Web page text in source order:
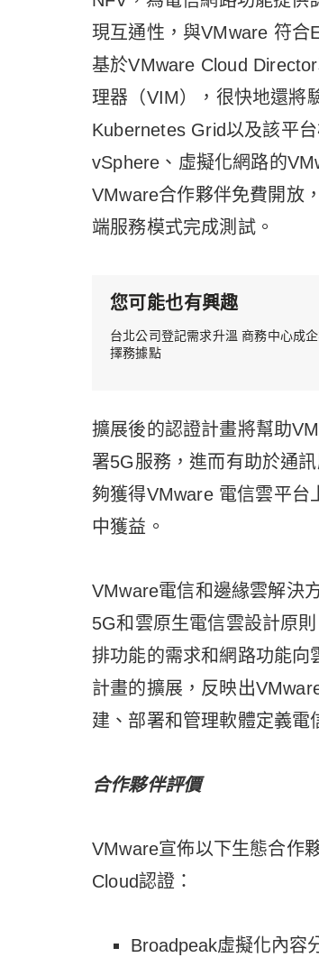
現互通性，與VMware 符合
基於VMware Cloud
理器（VIM），很快地還將
Kubernetes Grid以及該平
vSphere、虛擬化網路的
VMware合作夥伴免費開放
端服務模式完成測試。
您可能也有興趣
台北公司登記需求升溫 商務中心成
擇務據點
擴展後的認證計畫將幫助
署5G服務，進而有助於通
夠獲得VMware 電信雲平台
中獲益。
VMware電信和邊緣雲解決
5G和雲原生電信雲設計原
排功能的需求和網路功能向
計畫的擴展，反映出
建、部署和管理軟體定義電
合作夥伴評價
VMware宣佈以下生態合作
Cloud認證：
Broadpeak虛擬化內容